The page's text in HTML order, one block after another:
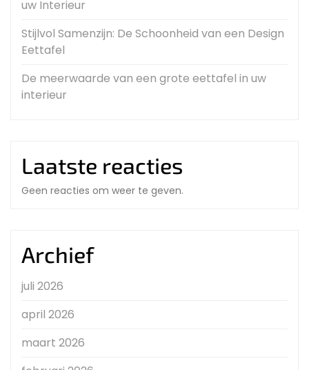
uw Interieur
Stijlvol Samenzijn: De Schoonheid van een Design
Eettafel
De meerwaarde van een grote eettafel in uw
interieur
Laatste reacties
Geen reacties om weer te geven.
Archief
juli 2026
april 2026
maart 2026